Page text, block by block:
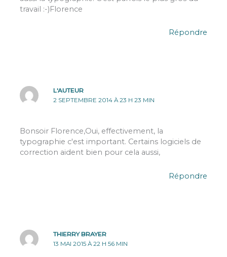
travail :-)Florence
Répondre
L'AUTEUR
2 SEPTEMBRE 2014 À 23 H 23 MIN
Bonsoir Florence,Oui, effectivement, la
typographie c'est important. Certains logiciels de
correction aident bien pour cela aussi,
Répondre
THIERRY BRAYER
13 MAI 2015 À 22 H 56 MIN